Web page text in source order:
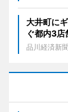
大井町に
ぐ都内3店
品川経済新聞